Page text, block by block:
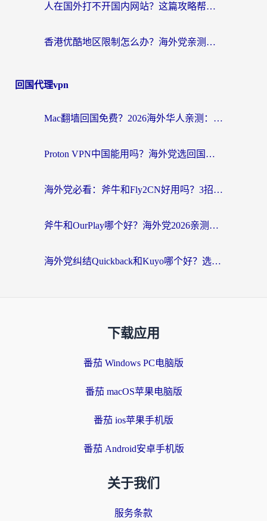
人在国外打不开国内网站？这篇攻略帮你无缝解锁国内资源（附交管12123使用技巧）
香港优酷地区限制怎么办？海外党亲测有效的追剧解决方案
回国代理vpn
Mac翻墙回国免费？2026海外华人亲测：从CCTV5直播到国内APP，这样选加速器才靠谱
Proton VPN中国能用吗？海外党选回国加速器的避坑指南（附番茄加速器实测）
海外党必看：斧牛和Fly2CN好用吗？3招教你选对回国加速器（附免费试用攻略）
斧牛和OurPlay哪个好？海外党2026亲测：选对加速器，国内资源秒加载
海外党纠结Quickback和Kuyo哪个好？选对回国加速器才能无缝刷国内资源
下载应用
番茄 Windows PC电脑版
番茄 macOS苹果电脑版
番茄 ios苹果手机版
番茄 Android安卓手机版
关于我们
服务条款